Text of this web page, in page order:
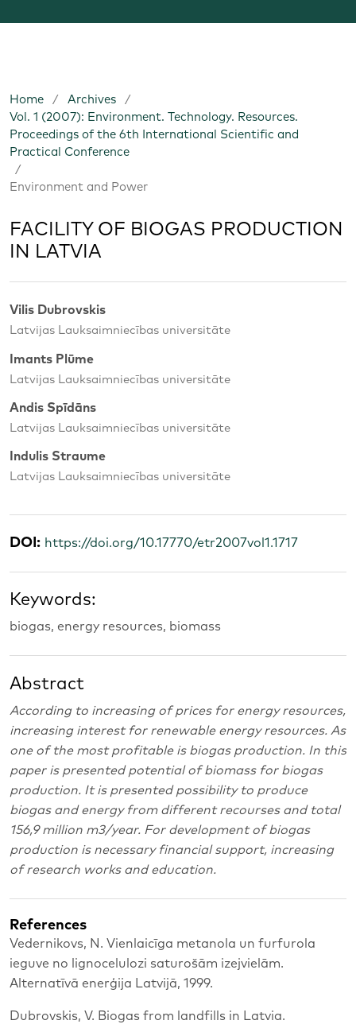
Home / Archives
/
Vol. 1 (2007): Environment. Technology. Resources.
Proceedings of the 6th International Scientific and
Practical Conference
/
Environment and Power
FACILITY OF BIOGAS PRODUCTION
IN LATVIA
Vilis Dubrovskis
Latvijas Lauksaimniecības universitāte
Imants Plūme
Latvijas Lauksaimniecības universitāte
Andis Spīdāns
Latvijas Lauksaimniecības universitāte
Indulis Straume
Latvijas Lauksaimniecības universitāte
DOI: https://doi.org/10.17770/etr2007vol1.1717
Keywords:
biogas, energy resources, biomass
Abstract
According to increasing of prices for energy resources,
increasing interest for renewable energy resources. As
one of the most profitable is biogas production. In this
paper is presented potential of biomass for biogas
production. It is presented possibility to produce
biogas and energy from different recourses and total
156,9 million m3/year. For development of biogas
production is necessary financial support, increasing
of research works and education.
References
Vedernikovs, N. Vienlaicīga metanola un furfurola
ieguve no lignocelulozi saturošām izejvielām.
Alternatīvā enerģija Latvijā, 1999.
Dubrovskis, V. Biogas from landfills in Latvia.